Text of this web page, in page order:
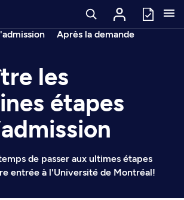
Après la demande
les
étapes
de passer aux ultimes étapes
entrée à l'Université de Montréal!